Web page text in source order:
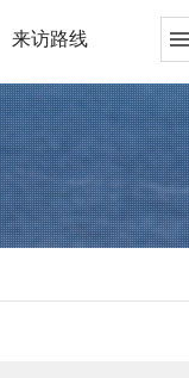
来访路线